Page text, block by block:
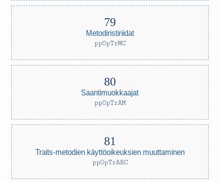
Metodiristiriidat
ppOpTrMC
Saantimuokkaajat
ppOpTrAM
Traits-metodien käyttöoikeuksien muuttaminen
ppOpTrARC